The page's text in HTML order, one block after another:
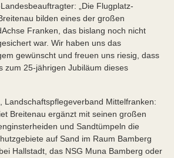
Landesbeauftragter: „Die Flugplatz-
bilden eines der großen
Franken, das bislang noch nicht
war. Wir haben uns das
gewünscht und freuen uns riesig, dass
zum 25-jährigen Jubiläum dieses
, Landschaftspflegeverband Mittelfranken:
Breitenau ergänzt mit seinen großen
und Sandtümpeln die
auf Sand im Raum Bamberg
Hallstadt, das NSG Muna Bamberg oder